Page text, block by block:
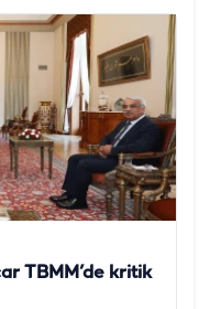
TBMM’de kritik